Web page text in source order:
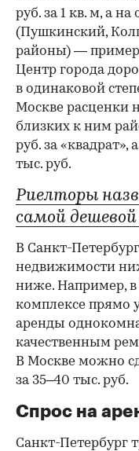
руб. за 1 кв. м, а
(Пушкинский,
районы) —
Центр города
в одинаковой
Москве расценки
близких к ним
руб. за «квадрат»,
тыс. руб.
Риелторы
самой
В Санкт-
недвижимости
ниже. Например,
комплексе прямо
аренды
качественным
В Москве можно
за 35–40 тыс. руб.
Спрос на
Санкт-Петербург